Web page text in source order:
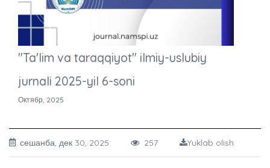
"Ta'lim va taraqqiyot" ilmiy-uslubiy
jurnali 2025-yil 6-soni
Октябр, 2025
сешанба, дек 30, 2025 257 Yuklab olish